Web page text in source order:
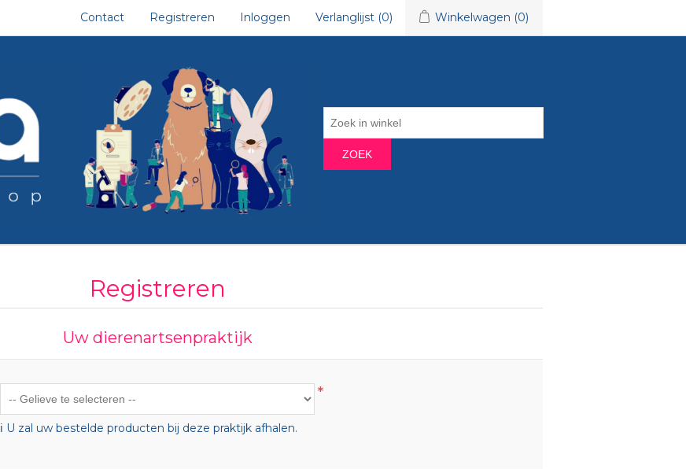
Contact Registreren Inloggen Verlanglijst (0) Winkelwagen (0)
ZOEK
Registreren
Uw dierenartsenpraktijk
*
ℹ️ U zal uw bestelde producten bij deze praktijk afhalen.